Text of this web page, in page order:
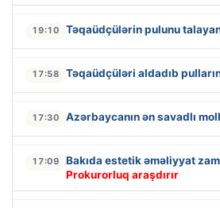
19:10 Təqaüdçülərin pulunu
17:58 Təqaüdçüləri aldadıb
17:30 Azərbaycanın ən savadlı
17:09 Bakıda estetik əməliyyat
Prokurorluq araşdırır